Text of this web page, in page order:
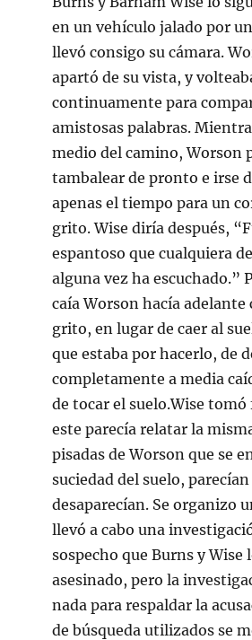
en un vehículo jalado por
llevó consigo su cámara.
apartó de su vista, y
continuamente para
amistosas palabras.
medio del camino, Worson
tambalear de pronto e irse
apenas el tiempo para un
grito. Wise diría después,
espantoso que cualquiera
alguna vez ha escuchado.”
caía Worson hacía
grito, en lugar de caer al
que estaba por hacerlo, de
completamente a media
de tocar el suelo.Wise
este parecía relatar la
pisadas de Worson que se
suciedad del suelo,
desaparecían. Se organizo
llevó a cabo una
sospecho que Burns y Wise
asesinado, pero la
nada para respaldar la
de búsqueda utilizados se